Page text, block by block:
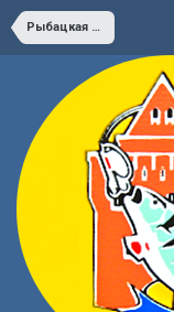
Рыбацкая кухня, винный погребок